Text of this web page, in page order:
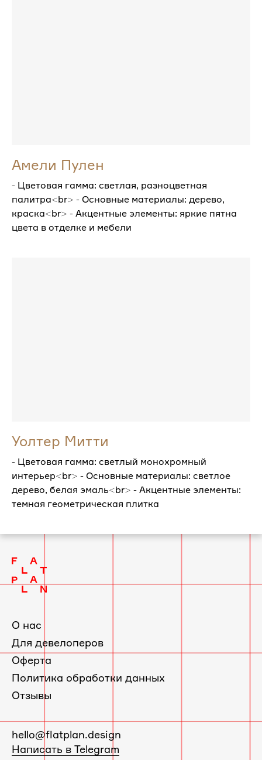
Амели Пулен
- Цветовая гамма: светлая, разноцветная
палитра<br> - Основные материалы: дерево,
краска<br> - Акцентные элементы: яркие пятна
цвета в отделке и мебели
Уолтер Митти
- Цветовая гамма: светлый монохромный
интерьер<br> - Основные материалы: светлое
дерево, белая эмаль<br> - Акцентные элементы:
темная геометрическая плитка
О нас
Для девелоперов
Оферта
Политика обработки данных
Отзывы
E-
mail:
hello@flatplan.design
Написать в Telegram